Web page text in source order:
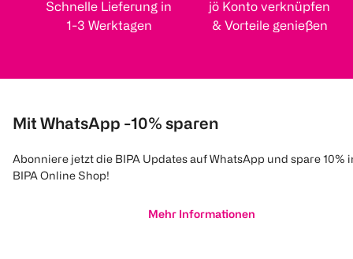
Schnelle Lieferung in
1-3 Werktagen
jö Konto verknüpfen
& Vorteile genießen
Mit WhatsApp -10% sparen
Abonniere jetzt die BIPA Updates auf WhatsApp und spare 10%
BIPA Online Shop!
Mehr Informationen